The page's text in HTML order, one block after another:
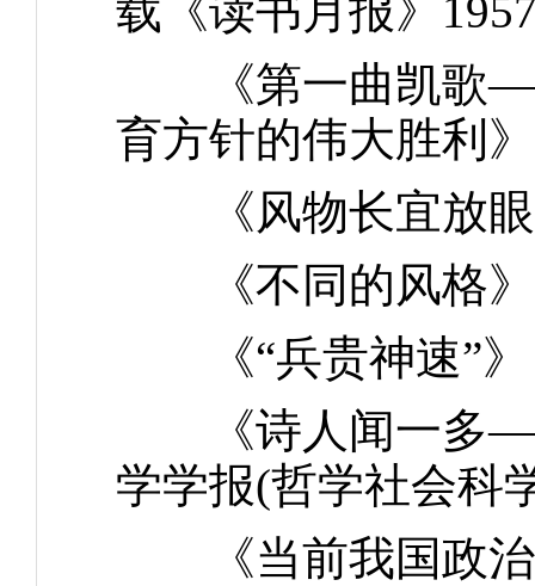
载《读书月报》
《第一曲凯歌——
育方针的伟大胜利
《风物长宜放眼
《不同的风格》
《“兵贵神速”》
《诗人闻一多——
学学报(哲学社会科
《当前我国政治